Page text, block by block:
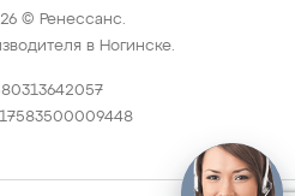
© Ренессанс.
в Ногинске.